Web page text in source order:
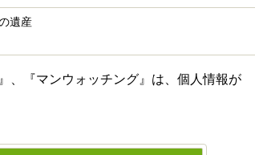
遺産
、『マンウォッチング』は、個人情報が